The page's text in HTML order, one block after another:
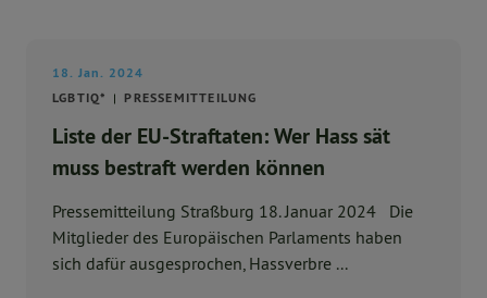
18. Jan. 2024
LGBTIQ*
PRESSEMITTEILUNG
Liste der EU-Straftaten: Wer Hass sät
muss bestraft werden können
Pressemitteilung Straßburg 18. Januar 2024 Die
Mitglieder des Europäischen Parlaments haben
sich dafür ausgesprochen, Hassverbre ...